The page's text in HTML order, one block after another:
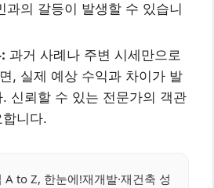
과의 갈등이 발생할 수 있습니
과거 사례나 주변 시세만으로
, 실제 예상 수익과 차이가 발
신뢰할 수 있는 전문가의 객관
니다.
A to Z, 한눈에!재개발·재건축 성